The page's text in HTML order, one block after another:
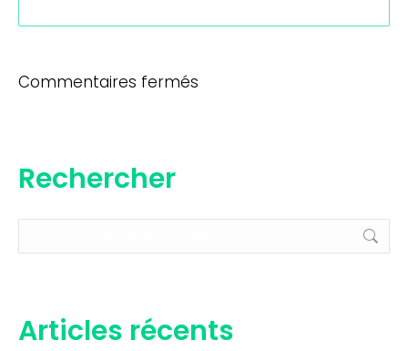
Commentaires fermés
Rechercher
:
Articles récents